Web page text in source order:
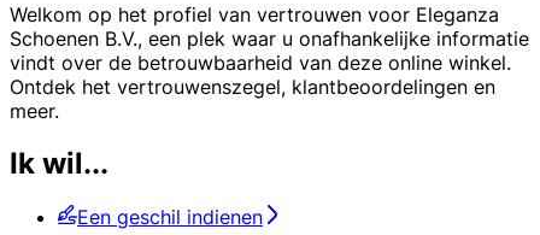
Welkom op het profiel van vertrouwen voor Eleganza
Schoenen B.V., een plek waar u onafhankelijke informatie
vindt over de betrouwbaarheid van deze online winkel.
Ontdek het vertrouwenszegel, klantbeoordelingen en
meer.
Ik wil...
Een geschil indienen